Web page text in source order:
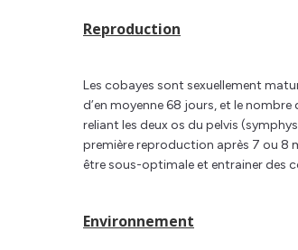
Reproduction
Les cobayes sont sexuellement
d’en moyenne 68 jours, et le
reliant les deux os du pelvis
première reproduction après 7 ou 8
être sous-optimale et entrainer des
Environnement